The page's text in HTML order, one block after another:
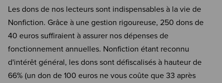
Les dons de nos lecteurs sont indispensables à la vie de
Nonfiction. Grâce à une gestion rigoureuse, 250 dons de
40 euros suffiraient à assurer nos dépenses de
fonctionnement annuelles. Nonfiction étant reconnu
d'intérêt général, les dons sont défiscalisés à hauteur de
66% (un don de 100 euros ne vous coûte que 33 après